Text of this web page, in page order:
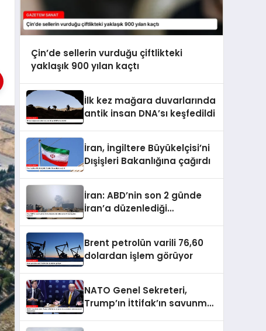
Çin’de sellerin vurduğu çiftlikteki
yaklaşık 900 yılan kaçtı
İlk kez mağara duvarlarında
antik insan DNA’sı keşfedildi
İran, İngiltere Büyükelçisi’ni
Dışişleri Bakanlığına çağırdı
İran: ABD’nin son 2 günde
İran’a düzenlediği
Brent petrolün varili 76,60
dolardan işlem görüyor
NATO Genel Sekreteri,
Trump’ın İttifak’ın savunma